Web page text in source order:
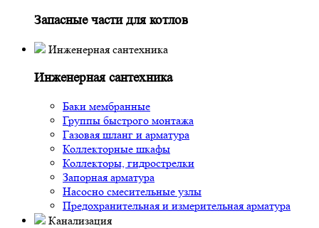
Запасные части для котлов
Инженерная сантехника
Инженерная сантехника
Баки мембранные
Группы быстрого монтажа
Газовая шланг и арматура
Коллекторные шкафы
Коллекторы, гидрострелки
Запорная арматура
Насосно смесительные узлы
Предохранительная и измерительная арматура
Канализация